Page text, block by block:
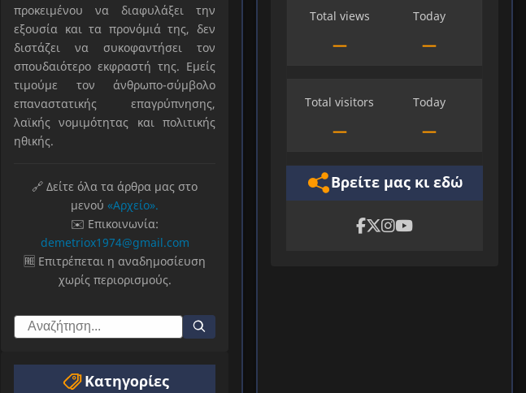
προκειμένου να διαφυλάξει την
εξουσία και τα προνόμιά της, δεν
διστάζει να συκοφαντήσει τον
σπουδαιότερο εκφραστή της. Εμείς
τιμούμε τον άνθρωπο-σύμβολο
επαναστατικής επαγρύπνησης,
λαϊκής νομιμότητας και πολιτικής
ηθικής.
🔗 Δείτε όλα τα άρθρα μας στο
μενού «Αρχείο».
✉️ Επικοινωνία:
demetriox1974@gmail.com
🆓 Επιτρέπεται η αναδημοσίευση
χωρίς περιορισμούς.
Κατηγορίες
Total views
—
Today
—
Total visitors
—
Today
—
Βρείτε μας κι εδώ